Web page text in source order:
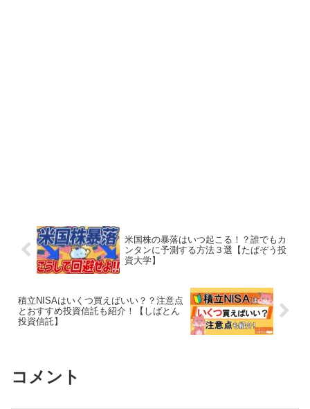
米国株の暴落はいつ起こる！？誰でもカ
ンタンに予測する方法３選【たぱぞう投
資大学】
積立NISAはいくつ買えばいい？？注意点
とおすすめ投資信託も紹介！【しばとん
投資信託】
コメント